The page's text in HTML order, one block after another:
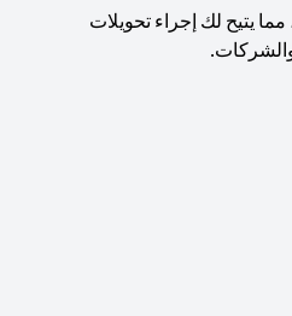
يتيح لك إجراء تحويلات
والشركات.